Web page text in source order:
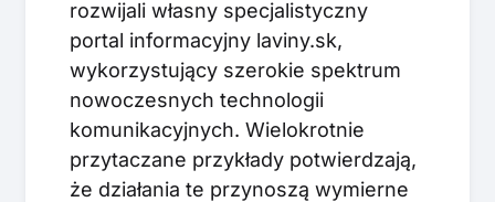
rozwijali własny specjalistyczny
portal informacyjny laviny.sk,
wykorzystujący szerokie spektrum
nowoczesnych technologii
komunikacyjnych. Wielokrotnie
przytaczane przykłady potwierdzają,
że działania te przynoszą wymierne